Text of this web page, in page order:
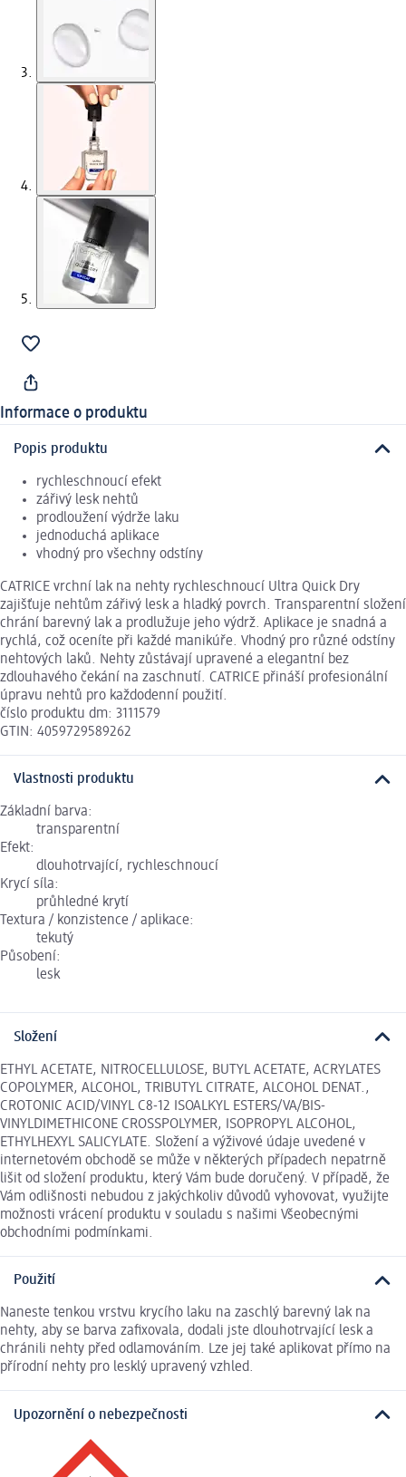
Informace o produktu
Popis produktu
rychleschnoucí efekt
zářivý lesk nehtů
prodloužení výdrže laku
jednoduchá aplikace
vhodný pro všechny odstíny
CATRICE vrchní lak na nehty rychleschnoucí Ultra Quick Dry
zajišťuje nehtům zářivý lesk a hladký povrch. Transparentní složení
chrání barevný lak a prodlužuje jeho výdrž. Aplikace je snadná a
rychlá, což oceníte při každé manikúře. Vhodný pro různé odstíny
nehtových laků. Nehty zůstávají upravené a elegantní bez
zdlouhavého čekání na zaschnutí. CATRICE přináší profesionální
úpravu nehtů pro každodenní použití.
číslo produktu dm: 3111579
GTIN: 4059729589262
Vlastnosti produktu
Základní barva:
transparentní
Efekt:
dlouhotrvající, rychleschnoucí
Krycí síla:
průhledné krytí
Textura / konzistence / aplikace:
tekutý
Působení:
lesk
Složení
ETHYL ACETATE, NITROCELLULOSE, BUTYL ACETATE, ACRYLATES
COPOLYMER, ALCOHOL, TRIBUTYL CITRATE, ALCOHOL DENAT.,
CROTONIC ACID/VINYL C8-12 ISOALKYL ESTERS/VA/BIS-
VINYLDIMETHICONE CROSSPOLYMER, ISOPROPYL ALCOHOL,
ETHYLHEXYL SALICYLATE. Složení a výživové údaje uvedené v
internetovém obchodě se může v některých případech nepatrně
lišit od složení produktu, který Vám bude doručený. V případě, že
Vám odlišnosti nebudou z jakýchkoliv důvodů vyhovovat, využijte
možnosti vrácení produktu v souladu s našimi Všeobecnými
obchodními podmínkami.
Použití
Naneste tenkou vrstvu krycího laku na zaschlý barevný lak na
nehty, aby se barva zafixovala, dodali jste dlouhotrvající lesk a
chránili nehty před odlamováním. Lze jej také aplikovat přímo na
přírodní nehty pro lesklý upravený vzhled.
Upozornění o nebezpečnosti